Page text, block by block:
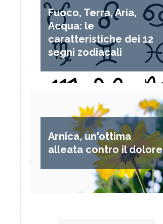
Fuoco, Terra, Aria,
Acqua: le
caratteristiche dei 12
segni zodiacali
Arnica, un'ottima
alleata contro il dolore